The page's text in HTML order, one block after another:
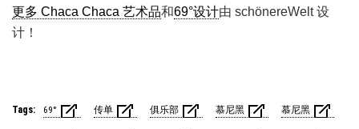
更多 Chaca Chaca 艺术品和69°设计由 schönereWelt 设
计！
Tags: 69° 传单 俱乐部 慕尼黑 慕尼黑